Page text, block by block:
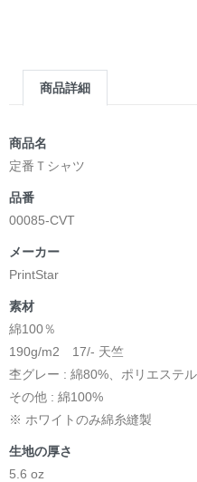
商品詳細
商品名
定番Ｔシャツ
品番
00085-CVT
メーカー
PrintStar
素材
綿100％
190g/m2 17/- 天竺
杢グレー : 綿80%、ポリエステ
その他 : 綿100%
※ ホワイトのみ綿糸縫製
生地の厚さ
5.6 oz